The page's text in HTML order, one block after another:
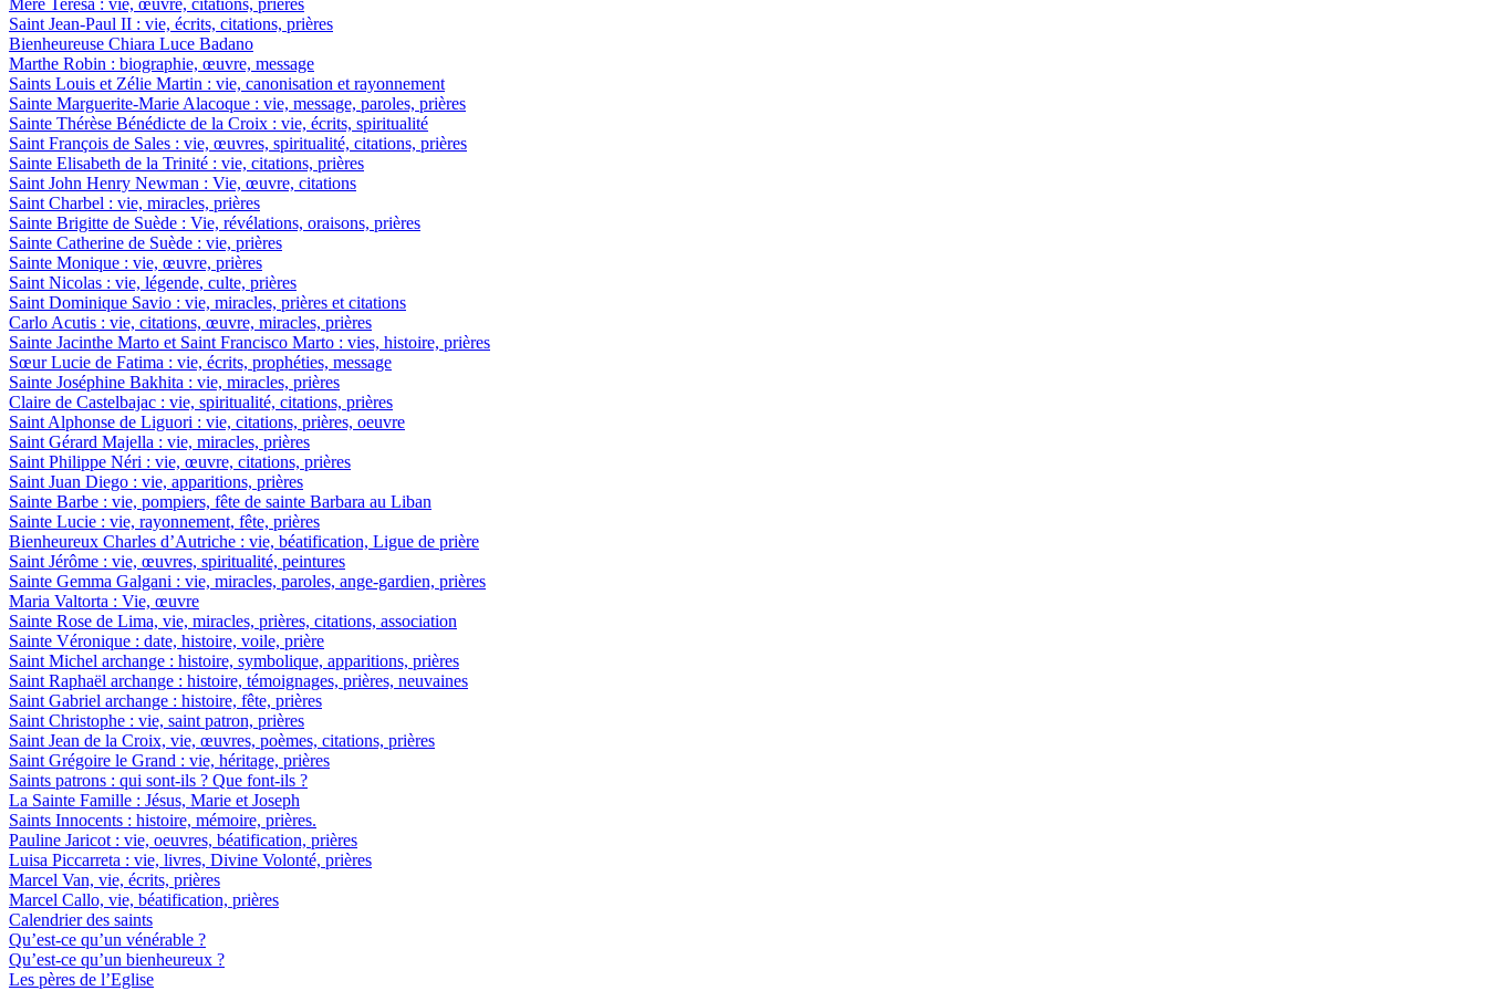
Mère Teresa : vie, œuvre, citations, prières
Saint Jean-Paul II : vie, écrits, citations, prières
Bienheureuse Chiara Luce Badano
Marthe Robin : biographie, œuvre, message
Saints Louis et Zélie Martin : vie, canonisation et rayonnement
Sainte Marguerite-Marie Alacoque : vie, message, paroles, prières
Sainte Thérèse Bénédicte de la Croix : vie, écrits, spiritualité
Saint François de Sales : vie, œuvres, spiritualité, citations, prières
Sainte Elisabeth de la Trinité : vie, citations, prières
Saint John Henry Newman : Vie, œuvre, citations
Saint Charbel : vie, miracles, prières
Sainte Brigitte de Suède : Vie, révélations, oraisons, prières
Sainte Catherine de Suède : vie, prières
Sainte Monique : vie, œuvre, prières
Saint Nicolas : vie, légende, culte, prières
Saint Dominique Savio : vie, miracles, prières et citations
Carlo Acutis : vie, citations, œuvre, miracles, prières
Sainte Jacinthe Marto et Saint Francisco Marto : vies, histoire, prières
Sœur Lucie de Fatima : vie, écrits, prophéties, message
Sainte Joséphine Bakhita : vie, miracles, prières
Claire de Castelbajac : vie, spiritualité, citations, prières
Saint Alphonse de Liguori : vie, citations, prières, oeuvre
Saint Gérard Majella : vie, miracles, prières
Saint Philippe Néri : vie, œuvre, citations, prières
Saint Juan Diego : vie, apparitions, prières
Sainte Barbe : vie, pompiers, fête de sainte Barbara au Liban
Sainte Lucie : vie, rayonnement, fête, prières
Bienheureux Charles d’Autriche : vie, béatification, Ligue de prière
Saint Jérôme : vie, œuvres, spiritualité, peintures
Sainte Gemma Galgani : vie, miracles, paroles, ange-gardien, prières
Maria Valtorta : Vie, œuvre
Sainte Rose de Lima, vie, miracles, prières, citations, association
Sainte Véronique : date, histoire, voile, prière
Saint Michel archange : histoire, symbolique, apparitions, prières
Saint Raphaël archange : histoire, témoignages, prières, neuvaines
Saint Gabriel archange : histoire, fête, prières
Saint Christophe : vie, saint patron, prières
Saint Jean de la Croix, vie, œuvres, poèmes, citations, prières
Saint Grégoire le Grand : vie, héritage, prières
Saints patrons : qui sont-ils ? Que font-ils ?
La Sainte Famille : Jésus, Marie et Joseph
Saints Innocents : histoire, mémoire, prières.
Pauline Jaricot : vie, oeuvres, béatification, prières
Luisa Piccarreta : vie, livres, Divine Volonté, prières
Marcel Van, vie, écrits, prières
Marcel Callo, vie, béatification, prières
Calendrier des saints
Qu’est-ce qu’un vénérable ?
Qu’est-ce qu’un bienheureux ?
Les pères de l’Eglise